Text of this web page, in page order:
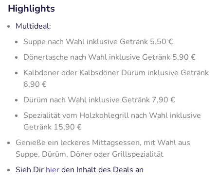
Highlights
Multideal:
Suppe nach Wahl inklusive Getränk 5,50 €
Dönertasche nach Wahl inklusive Getränk 5,90 €
Kalbdöner oder Kalbsdöner Dürüm inklusive Getränk
6,90 €
Dürüm nach Wahl inklusive Getränk 7,90 €
Spezialität vom Holzkohlegrill nach Wahl inklusive
Getränk 15,90 €
Genieße ein leckeres Mittagsessen, mit Wahl aus
Suppe, Dürüm, Döner oder Grillspezialität
Sieh Dir hierden Inhalt des Deals an